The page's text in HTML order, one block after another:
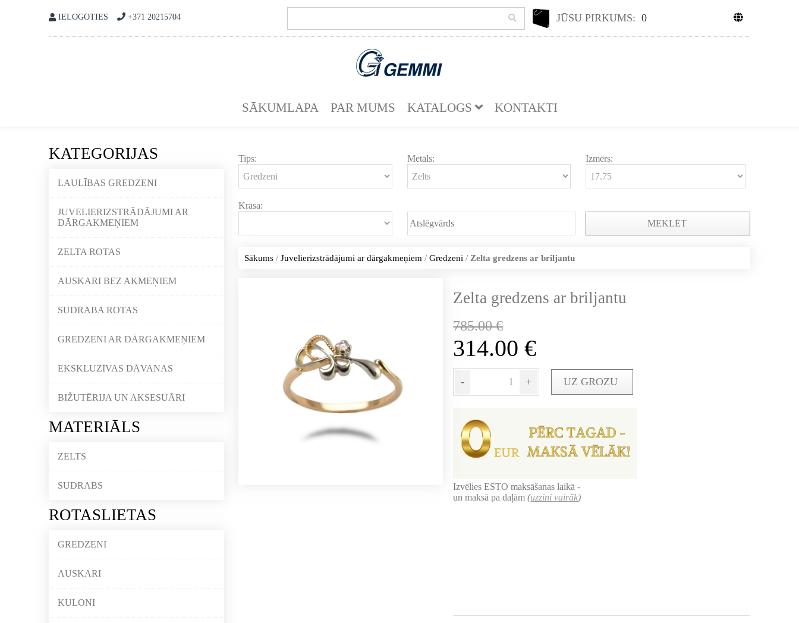
IELOGOTIES +371 20215704 JŪSU PIRKUMS: 0
SĀKUMLAPA PAR MUMS KATALOGS KONTAKTI
KATEGORIJAS
LAULĪBAS GREDZENI
JUVELIERIZSTRĀDĀJUMI AR
DĀRGAKMEŅIEM
ZELTA ROTAS
AUSKARI BEZ AKMEŅIEM
SUDRABA ROTAS
GREDZENI AR DĀRGAKMEŅIEM
EKSKLUZĪVAS DĀVANAS
BIŽUTĒRIJA UN AKSESUĀRI
MATERIĀLS
ZELTS
SUDRABS
ROTASLIETAS
GREDZENI
AUSKARI
KULONI
Tips: Metāls: Izmērs:
Krāsa:
MEKLĒT
Sākums/ Juvelierizstrādājumi ar dārgakmeņiem / Gredzeni / Zelta gredzens ar briljantu
Zelta gredzens ar briljantu
785.00€
314.00€
- + UZ GROZU
Izvēlies ESTO maksāšanas laikā -
un maksā pa daļām(uzzini vairāk)